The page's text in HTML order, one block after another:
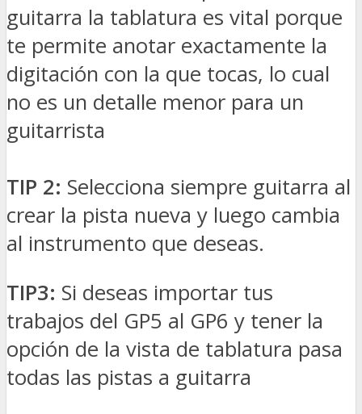
guitarra la tablatura es vital porque
te permite anotar exactamente la
digitación con la que tocas, lo cual
no es un detalle menor para un
guitarrista
TIP 2: Selecciona siempre guitarra al
crear la pista nueva y luego cambia
al instrumento que deseas.
TIP3: Si deseas importar tus
trabajos del GP5 al GP6 y tener la
opción de la vista de tablatura pasa
todas las pistas a guitarra